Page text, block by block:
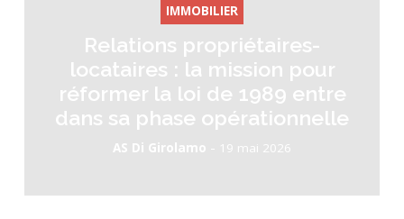
IMMOBILIER
Relations propriétaires-
locataires : la mission pour
réformer la loi de 1989 entre
dans sa phase opérationnelle
AS Di Girolamo - 19 mai 2026